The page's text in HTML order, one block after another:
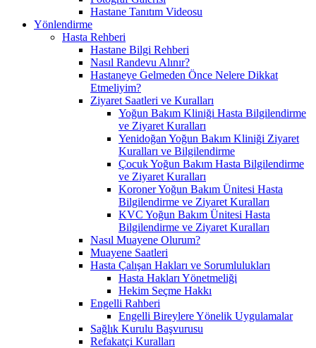
Hastane Tanıtım Videosu
Yönlendirme
Hasta Rehberi
Hastane Bilgi Rehberi
Nasıl Randevu Alınır?
Hastaneye Gelmeden Önce Nelere Dikkat
Etmeliyim?
Ziyaret Saatleri ve Kuralları
Yoğun Bakım Kliniği Hasta Bilgilendirme
ve Ziyaret Kuralları
Yenidoğan Yoğun Bakım Kliniği Ziyaret
Kuralları ve Bilgilendirme
Çocuk Yoğun Bakım Hasta Bilgilendirme
ve Ziyaret Kuralları
Koroner Yoğun Bakım Ünitesi Hasta
Bilgilendirme ve Ziyaret Kuralları
KVC Yoğun Bakım Ünitesi Hasta
Bilgilendirme ve Ziyaret Kuralları
Nasıl Muayene Olurum?
Muayene Saatleri
Hasta Çalışan Hakları ve Sorumlulukları
Hasta Hakları Yönetmeliği
Hekim Seçme Hakkı
Engelli Rahberi
Engelli Bireylere Yönelik Uygulamalar
Sağlık Kurulu Başvurusu
Refakatçi Kuralları